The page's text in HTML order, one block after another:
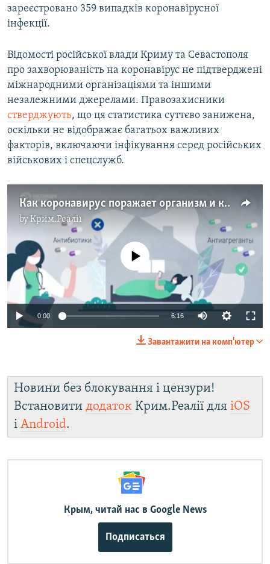
зареєстровано 359 випадків коронавірусної
інфекції.
Відомості російської влади Криму та Севастополя
про захворюваність на коронавірус не підтверджені
міжнародними організаціями та іншими
незалежними джерелами. Правозахисники
стверджують, що ця статистика суттєво занижена,
оскільки не відображає багатьох важливих
факторів, включаючи інфікування серед російських
військових і спецслужб.​
Как коронавирус поражает организм и как больных лечат на разных стадиях (видео)
byКрим.Реалії
Auto 240p 360p 480p
720p 1080p
No media source currently available
0:00 6:16 Auto
480p
Завантажити на комп'ютер
Новини без блокування і цензури!
Встановити додаток Крим.Реалії для iOS
і Android.
Крым, читай нас в Google News
Подписаться